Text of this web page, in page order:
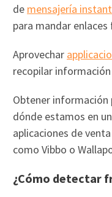
de mensajería
para mandar enlaces
Aprovechar
recopilar
Obtener información
dónde estamos en
aplicaciones de
como Vibbo o
¿Cómo detectar